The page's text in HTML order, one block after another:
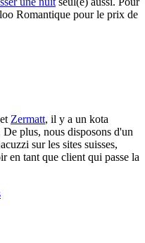
Romantique pour le prix de
et Zermatt, il y a un kota
plus, nous disposons d'un
sur les sites suisses,
en tant que client qui passe la